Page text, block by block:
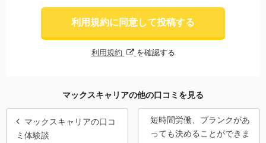
利用規約に同意して投稿する
利用規約 を確認する
マックスキャリアの他の口コミを見る
マックスキャリアの口コ
ミ体験談
短時間労働、ブランクがあ
っても決めることができま